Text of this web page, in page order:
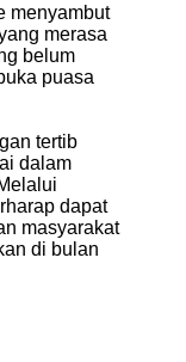
menyambut
merasa
belum
puasa
tertib
dalam
dapat
masyarakat
di bulan